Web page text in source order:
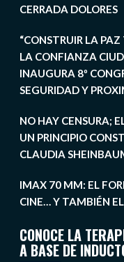
CERRADA DOLORES
“CONSTRUIR LA
LA CONFIANZA
INAUGURA 8º
SEGURIDAD Y
NO HAY CENSURA;
UN PRINCIPIO
CLAUDIA
IMAX 70 MM: EL
CINE… Y TAMBIÉN
CONOCE LA
A BASE DE